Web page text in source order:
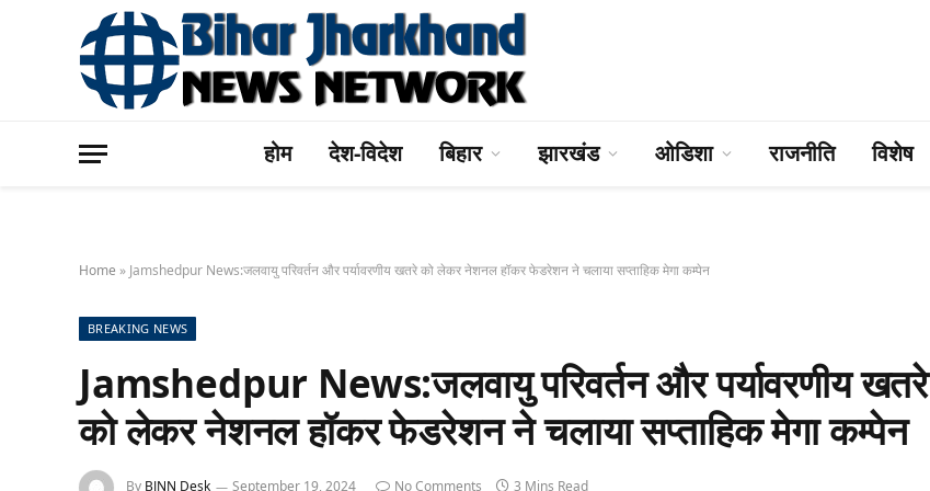
होम देश-विदेश बिहार झारखंड ओडिशा राजनीति विशेष
Home » Jamshedpur News:जलवायु परिवर्तन और पर्यावरणीय खतरे को लेकर नेशनल हॉकर फेडरेशन ने चलाया सप्ताहिक मेगा कम्पेन
BREAKING NEWS
Jamshedpur News:जलवायु परिवर्तन और पर्यावरणीय खतरे
को लेकर नेशनल हॉकर फेडरेशन ने चलाया सप्ताहिक मेगा कम्पेन
By BJNN Desk September 19, 2024 No Comments 3 Mins Read